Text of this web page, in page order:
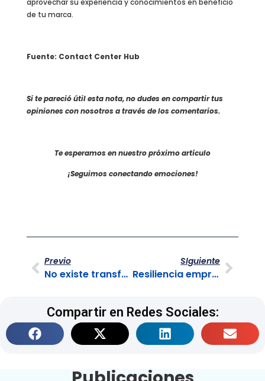
aprovechar su experiencia y conocimientos en beneficio
de tu marca.
Fuente: Contact Center Hub
Si te pareció útil esta nota, no dudes en compartir tus
opiniones con nosotros a través de los comentarios.
Te esperamos en nuestro próximo artículo
¡Seguimos conectando emociones!
Previo
No existe transformación digital si no existe transformación humana
SIguiente
Resiliencia empresarial
Compartir en Redes Sociales: